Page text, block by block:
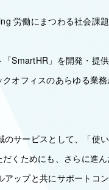
労働にまつわる社会課
SmartHR」を開発・提
クオフィスのあらゆる業
サービスとして、「使
くためにも、さらに進
ップと共にサポートコ